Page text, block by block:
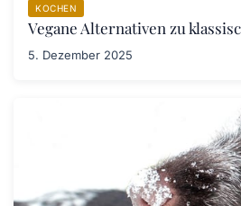
KOCHEN
Vegane Alternativen zu
5. Dezember 2025